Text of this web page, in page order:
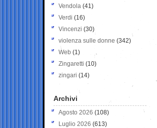
Vendola (41)
Verdi (16)
Vincenzi (30)
violenza sulle donne (342)
Web (1)
Zingaretti (10)
zingari (14)
Archivi
Agosto 2026 (108)
Luglio 2026 (613)